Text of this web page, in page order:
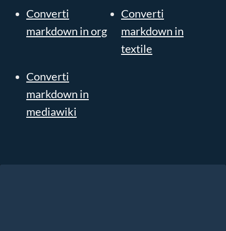
Converti
markdown in org
Converti
markdown in
textile
Converti
markdown in
mediawiki